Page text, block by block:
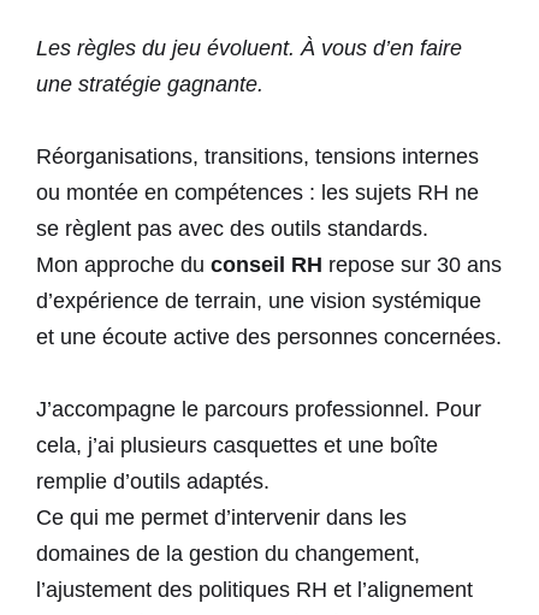
Les règles du jeu évoluent. À vous d’en faire
une stratégie gagnante.
Réorganisations, transitions, tensions internes
ou montée en compétences : les sujets RH ne
se règlent pas avec des outils standards.
Mon approche du conseil RH repose sur 30 ans
d’expérience de terrain, une vision systémique
et une écoute active des personnes concernées.
J’accompagne le parcours professionnel. Pour
cela, j’ai plusieurs casquettes et une boîte
remplie d’outils adaptés.
Ce qui me permet d’intervenir dans les
domaines de la gestion du changement,
l’ajustement des politiques RH et l’alignement